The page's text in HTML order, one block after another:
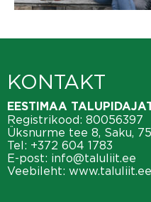
KONTAKT
EESTIMAA
Registrikood: 80056397
Üksnurme tee 8, Saku,
Tel: +372 604 1783
E-post: info@taluliit.ee
Veebileht: www.taluliit.ee